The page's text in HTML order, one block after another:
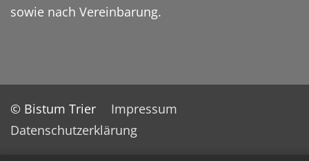
sowie nach Vereinbarung.
© Bistum Trier
Impressum
Datenschutzerklärung